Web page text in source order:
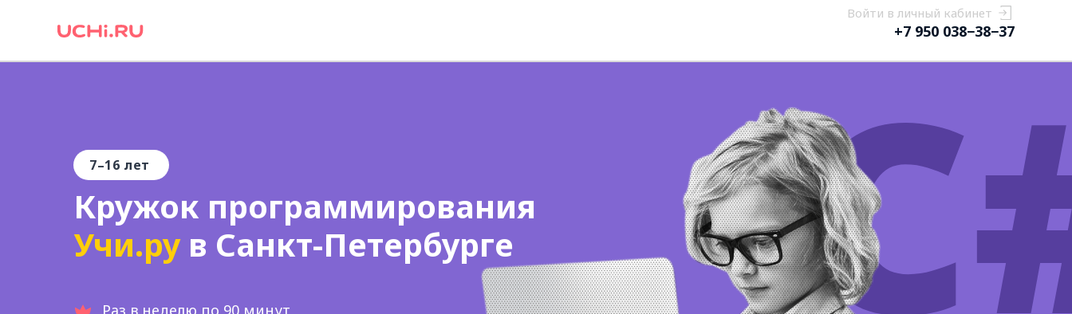
Войти в личный кабинет
+7 950 038−38−37
Кружок программирования
Учи.ру в Санкт-Петербурге
7–16 лет
Раз в неделю по 90 минут